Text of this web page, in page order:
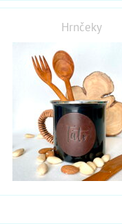
Hrnčeky